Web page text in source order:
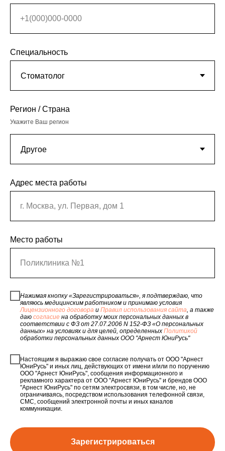
+1(000)000-0000
Специальность
Регион / Страна
Укажите Ваш регион
Адрес места работы
г. Москва, ул. Первая, дом 1
Место работы
Поликлиника №1
Нажимая кнопку «Зарегистрироваться», я подтверждаю, что
являюсь медицинским работником и принимаю условия
Лицензионного договора и Правил использования сайта , а также
даю согласие на обработку моих персональных данных в
соответствии с ФЗ от 27.07.2006 N 152-ФЗ «О персональных
данных» на условиях и для целей, определенных Политикой
обработки персональных данных ООО "Арнест ЮниРусь"
Настоящим я выражаю свое согласие получать от ООО "Арнест
ЮниРусь" и иных лиц, действующих от имени и/или по поручению
ООО "Арнест ЮниРусь", сообщения информационного и
рекламного характера от ООО "Арнест ЮниРусь" и брендов ООО
"Арнест ЮниРусь" по сетям электросвязи, в том числе, но, не
ограничиваясь, посредством использования телефонной связи,
СМС, сообщений электронной почты и иных каналов
коммуникации.
Зарегистрироваться